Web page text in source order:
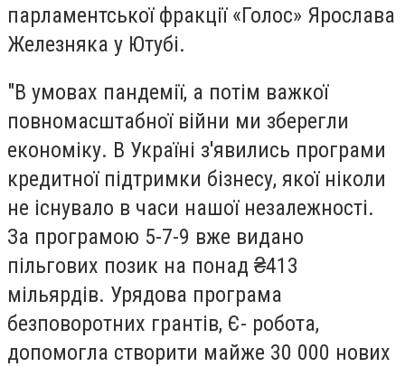
парламентської фракції «Голос» Ярослава
Железняка у Ютубі.
"В умовах пандемії, а потім важкої
повномасштабної війни ми зберегли
економіку. В Україні з'явились програми
кредитної підтримки бізнесу, якої ніколи
не існувало в часи нашої незалежності.
За програмою 5-7-9 вже видано
пільгових позик на понад ₴413
мільярдів. Урядова програма
безповоротних грантів, Є- робота,
допомогла створити майже 30 000 нових